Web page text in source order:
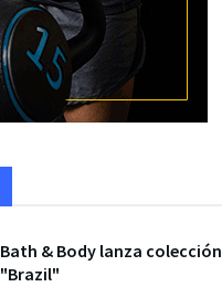
Bath & Body lanza colección
"Brazil"